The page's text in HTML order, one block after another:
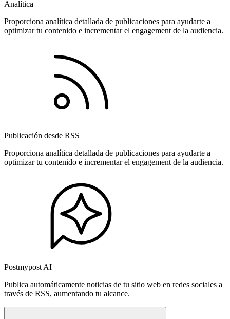
Analítica
Proporciona analítica detallada de publicaciones para ayudarte a
optimizar tu contenido e incrementar el engagement de la audiencia.
Publicación desde RSS
Proporciona analítica detallada de publicaciones para ayudarte a
optimizar tu contenido e incrementar el engagement de la audiencia.
Postmypost AI
Publica automáticamente noticias de tu sitio web en redes sociales a
través de RSS, aumentando tu alcance.